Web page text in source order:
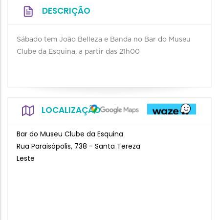
DESCRIÇÃO
Sábado tem João Belleza e Banda no Bar do Museu
Clube da Esquina, a partir das 21h00
LOCALIZAÇÃO
Bar do Museu Clube da Esquina
Rua Paraisópolis, 738 - Santa Tereza
Leste